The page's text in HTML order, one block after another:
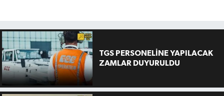
TGS PERSONELİNE YAPILACAK
ZAMLAR DUYURULDU